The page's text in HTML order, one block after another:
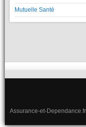
Mutuelle Santé
Assurance-et-